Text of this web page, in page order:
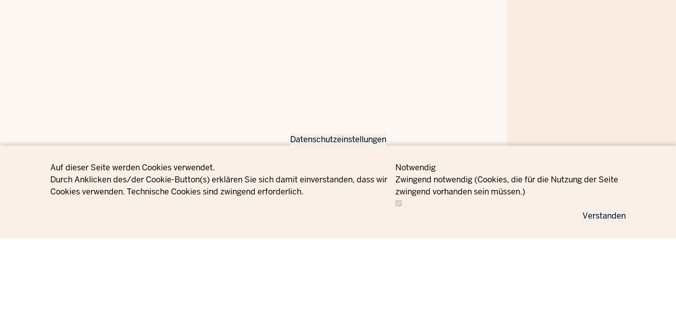
Privacy settings
Datenschutzeinstellungen
Auf dieser Seite werden Cookies verwendet.
Durch Anklicken des/der Cookie-Button(s) erklären Sie sich damit einverstanden, dass wir
Cookies verwenden. Technische Cookies sind zwingend erforderlich.
Notwendig
Zwingend notwendig (Cookies, die für die Nutzung der Seite
zwingend vorhanden sein müssen.)
Verstanden